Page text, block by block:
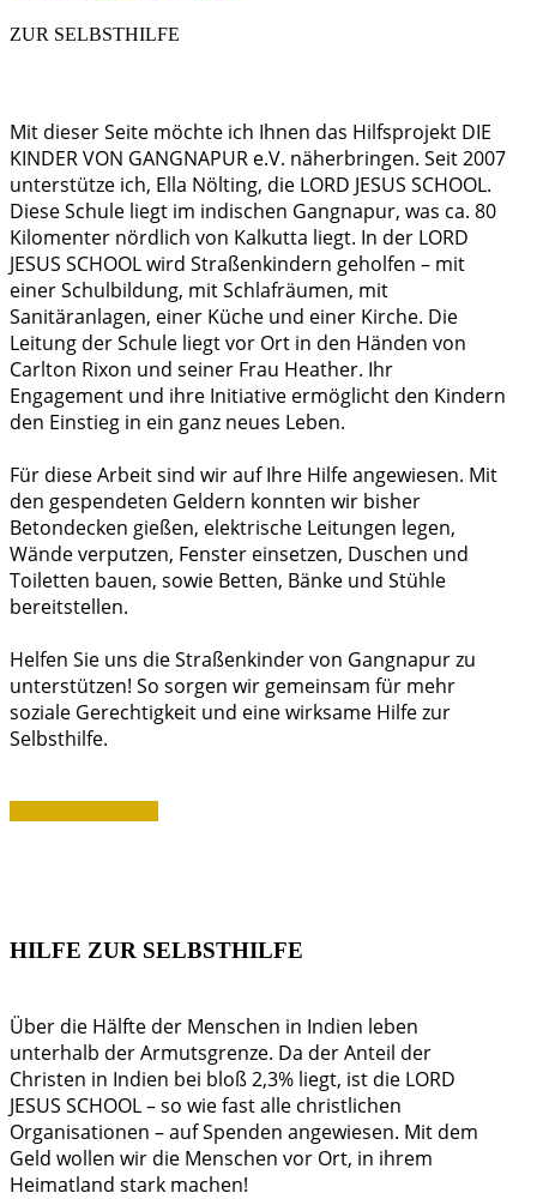
ZUR SELBSTHILFE
Mit dieser Seite möchte ich Ihnen das Hilfsprojekt DIE
KINDER VON GANGNAPUR e.V. näherbringen. Seit 2007
unterstütze ich, Ella Nölting, die LORD JESUS SCHOOL.
Diese Schule liegt im indischen Gangnapur, was ca. 80
Kilomenter nördlich von Kalkutta liegt. In der LORD
JESUS SCHOOL wird Straßenkindern geholfen – mit
einer Schulbildung, mit Schlafräumen, mit
Sanitäranlagen, einer Küche und einer Kirche. Die
Leitung der Schule liegt vor Ort in den Händen von
Carlton Rixon und seiner Frau Heather. Ihr
Engagement und ihre Initiative ermöglicht den Kindern
den Einstieg in ein ganz neues Leben.
Für diese Arbeit sind wir auf Ihre Hilfe angewiesen. Mit
den gespendeten Geldern konnten wir bisher
Betondecken gießen, elektrische Leitungen legen,
Wände verputzen, Fenster einsetzen, Duschen und
Toiletten bauen, sowie Betten, Bänke und Stühle
bereitstellen.
Helfen Sie uns die Straßenkinder von Gangnapur zu
unterstützen! So sorgen wir gemeinsam für mehr
soziale Gerechtigkeit und eine wirksame Hilfe zur
Selbsthilfe.
HILFE ZUR SELBSTHILFE
Über die Hälfte der Menschen in Indien leben
unterhalb der Armutsgrenze. Da der Anteil der
Christen in Indien bei bloß 2,3% liegt, ist die LORD
JESUS SCHOOL – so wie fast alle christlichen
Organisationen – auf Spenden angewiesen. Mit dem
Geld wollen wir die Menschen vor Ort, in ihrem
Heimatland stark machen!